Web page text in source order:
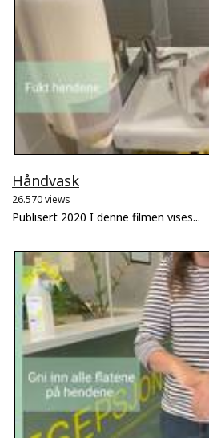
Håndvask
26.570 views
Publisert 2020 I denne filmen vises...